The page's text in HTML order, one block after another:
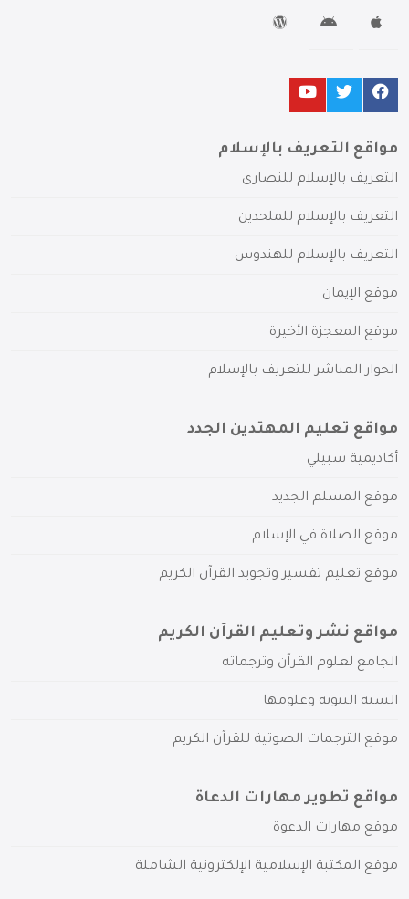
مواقع التعريف بالإسلام
التعريف بالإسلام للنصارى
التعريف بالإسلام للملحدين
التعريف بالإسلام للهندوس
موقع الإيمان
موقع المعجزة الأخيرة
الحوار المباشر للتعريف بالإسلام
مواقع تعليم المهتدين الجدد
أكاديمية سبيلي
موقع المسلم الجديد
موقع الصلاة في الإسلام
موقع تعليم تفسير وتجويد القرآن الكريم
مواقع نشر وتعليم القرآن الكريم
الجامع لعلوم القرآن وترجماته
السنة النبوية وعلومها
موقع الترجمات الصوتية للقرآن الكريم
مواقع تطوير مهارات الدعاة
موقع مهارات الدعوة
موقع المكتبة الإسلامية الإلكترونية الشاملة